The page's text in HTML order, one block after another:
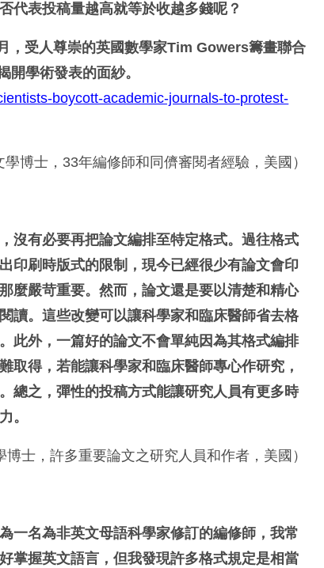
表投稿量越高就等於收越多錢呢？
，受人尊崇的英國數學家Tim Gowers籌畫聯合
學術發表的面紗。
boycott-academic-journals-to-protest-
學博士，33年編修師和同儕審閱者經驗，美國）
沒有必要再把論文編排至特定格式。過往格式
印刷時版式的限制，現今已經很少有論文會印
麼嚴苛重要。然而，論文還是要以清楚和精心
讀。這些改變可以讓科學家和臨床醫師省去格
此外，一篇好的論文不會單純因為其格式編排
取得，若能讓科學家和臨床醫師專心作研究，
總之，彈性的投稿方式能讓研究人員有更多時
。
博士，許多重要論文之研究人員和作者，美國）
一名為非英文母語科學家修訂的編修師，我常
掌握英文語言，但我發現許多格式規定是相當